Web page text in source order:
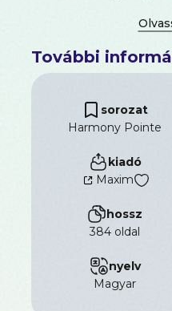
végezze a munkáját.
minden trükköt jól
figyelmét, főleg nem a
A férfi azt hiszi a
hiszi a férfiról, hogy
lobbantják lángra
megnyílnak
hamarosan
bekövetkezik, amitől
a legrosszabb dolog a
További
sorozat
Harmony Pointe
kiadó
Maxim
hossz
384 oldal
nyelv
magyar